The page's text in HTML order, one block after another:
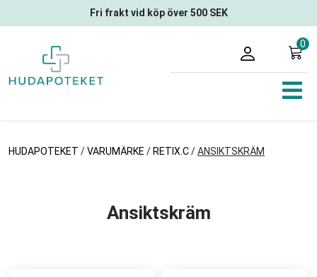
Fri frakt vid köp över 500 SEK
0
HUDAPOTEKET /VARUMÄRKE / RETIX.C/ANSIKTSKRÄM
Ansiktskräm